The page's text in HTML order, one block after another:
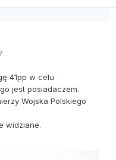
41pp w celu
jest posiadaczem.
Wojska Polskiego
widziane.